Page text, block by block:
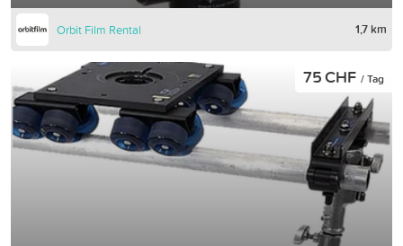
Orbit Film Rental 1,7 km
75 CHF / Tag